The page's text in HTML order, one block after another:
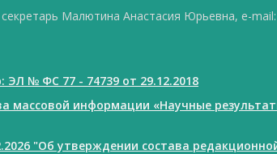
Малютина Анастасия Юрьевна, e-mail:
ЭЛ № ФС 77 - 74739 от 29.12.2018
массовой информации «Научные
"Об утверждении состава